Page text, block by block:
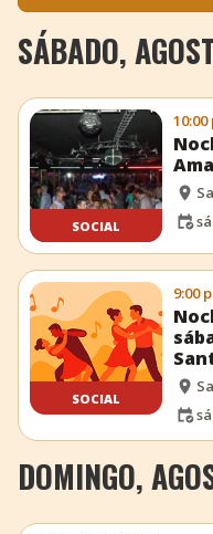
SÁBADO,
SOCIAL
10:00
SOCIAL
9:00
DOMINGO,